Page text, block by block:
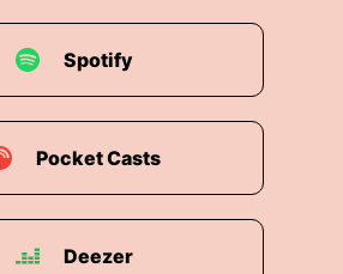
Spotify
Pocket Casts
Deezer